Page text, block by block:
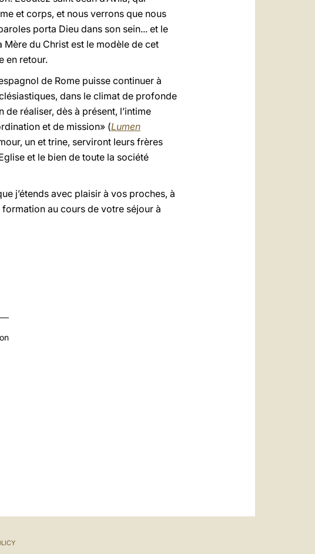
et corps, et nous verrons que nous
porta Dieu dans son sein... et le
Mère du Christ est le modèle de cet
en retour.
de Rome puisse continuer à
dans le climat de profonde
réaliser, dès à présent, l’intime
et de mission» (Lumen
un et trine, serviront leurs frères
et le bien de toute la société
j’étends avec plaisir à vos proches, à
au cours de votre séjour à